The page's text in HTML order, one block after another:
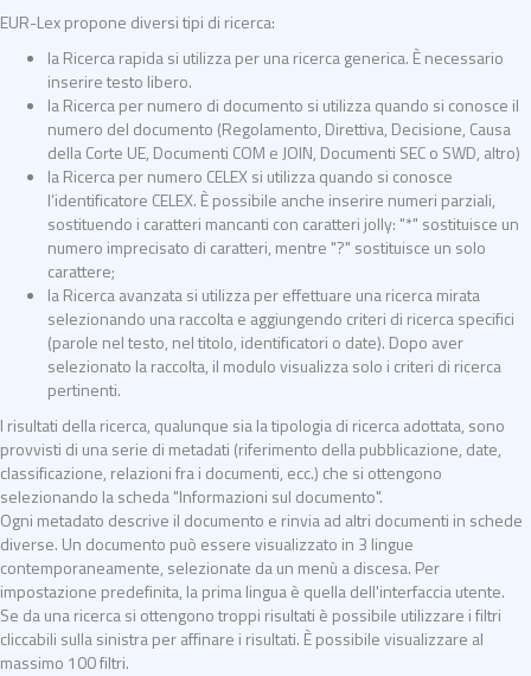
EUR-Lex propone diversi tipi di ricerca:
la Ricerca rapida si utilizza per una ricerca generica. È necessario
inserire testo libero.
la Ricerca per numero di documento si utilizza quando si conosce il
numero del documento (Regolamento, Direttiva, Decisione, Causa
della Corte UE, Documenti COM e JOIN, Documenti SEC o SWD, altro)
la Ricerca per numero CELEX si utilizza quando si conosce
l’identificatore CELEX. È possibile anche inserire numeri parziali,
sostituendo i caratteri mancanti con caratteri jolly: "*" sostituisce un
numero imprecisato di caratteri, mentre "?" sostituisce un solo
carattere;
la Ricerca avanzata si utilizza per effettuare una ricerca mirata
selezionando una raccolta e aggiungendo criteri di ricerca specifici
(parole nel testo, nel titolo, identificatori o date). Dopo aver
selezionato la raccolta, il modulo visualizza solo i criteri di ricerca
pertinenti.
I risultati della ricerca, qualunque sia la tipologia di ricerca adottata, sono
provvisti di una serie di metadati (riferimento della pubblicazione, date,
classificazione, relazioni fra i documenti, ecc.) che si ottengono
selezionando la scheda "Informazioni sul documento".
Ogni metadato descrive il documento e rinvia ad altri documenti in schede
diverse. Un documento può essere visualizzato in 3 lingue
contemporaneamente, selezionate da un menù a discesa. Per
impostazione predefinita, la prima lingua è quella dell'interfaccia utente.
Se da una ricerca si ottengono troppi risultati è possibile utilizzare i filtri
cliccabili sulla sinistra per affinare i risultati. È possibile visualizzare al
massimo 100 filtri.